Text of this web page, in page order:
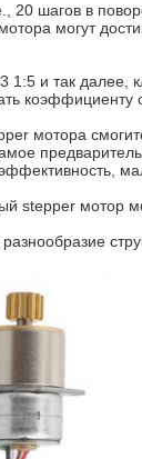
20 шагов в
могут
и так далее,
коэффициенту
мотора
stepper мотор